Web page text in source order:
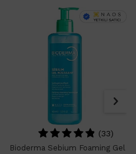
(33)
Bioderma Sebium Foaming Gel